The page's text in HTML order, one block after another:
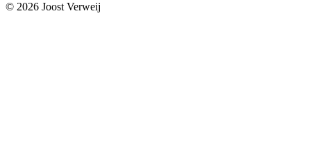
© 2026 Joost Verweij